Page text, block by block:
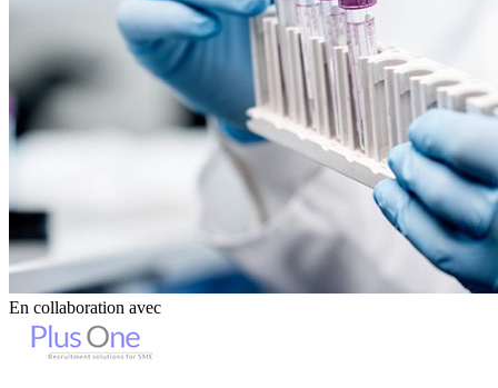
En collaboration avec